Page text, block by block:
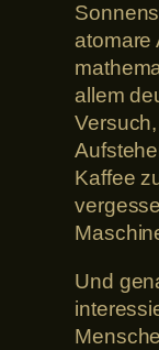
atomare
allem
Kaffee
Und